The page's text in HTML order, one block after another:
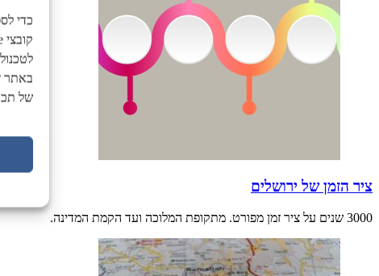
כדי
באתר
של
ציר הזמן של ירושלים
3000 שנים על ציר זמן מפורט. מתקופת המלוכה ועד הקמת המדינה.